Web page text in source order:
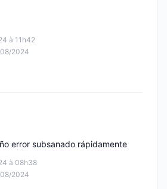
à 11h42
2024
à 08h38
2024
error subsanado rápidamente